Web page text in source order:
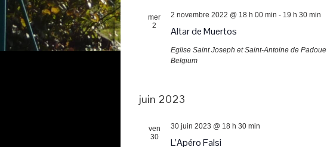
mer
2
Altar de Muertos
2 novembre 2022 @ 18 h 00 min - 19 h 30 min
Eglise Saint Joseph et Saint-Antoine de Padoue
Belgium
juin 2023
ven
30
L’Apéro Falsi
30 juin 2023 @ 18 h 30 min